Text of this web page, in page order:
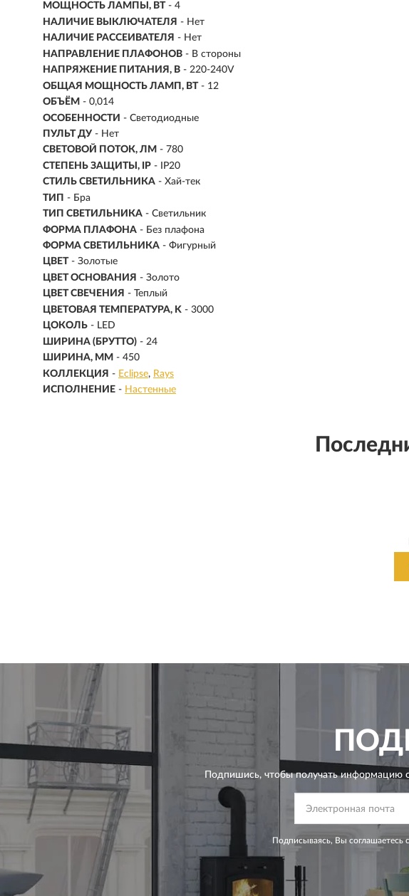
МОЩНОСТЬ ЛАМПЫ, ВТ - 4
НАЛИЧИЕ ВЫКЛЮЧАТЕЛЯ - Нет
НАЛИЧИЕ РАССЕИВАТЕЛЯ - Нет
НАПРАВЛЕНИЕ ПЛАФОНОВ - В стороны
НАПРЯЖЕНИЕ ПИТАНИЯ, В - 220-240V
ОБЩАЯ МОЩНОСТЬ ЛАМП, ВТ - 12
ОБЪЁМ - 0,014
ОСОБЕННОСТИ - Светодиодные
ПУЛЬТ ДУ - Нет
СВЕТОВОЙ ПОТОК, ЛМ - 780
СТЕПЕНЬ ЗАЩИТЫ, IP - IP20
СТИЛЬ СВЕТИЛЬНИКА - Хай-тек
ТИП - Бра
ТИП СВЕТИЛЬНИКА - Светильник
ФОРМА ПЛАФОНА - Без плафона
ФОРМА СВЕТИЛЬНИКА - Фигурный
ЦВЕТ - Золотые
ЦВЕТ ОСНОВАНИЯ - Золото
ЦВЕТ СВЕЧЕНИЯ - Теплый
ЦВЕТОВАЯ ТЕМПЕРАТУРА, K - 3000
ЦОКОЛЬ - LED
ШИРИНА (БРУТТО) - 24
ШИРИНА, ММ - 450
КОЛЛЕКЦИЯ - Eclipse
Rays
ИСПОЛНЕНИЕ - Настенные
Подпишись, чтобы получать информацию
Подписываясь, Вы соглашаетесь с